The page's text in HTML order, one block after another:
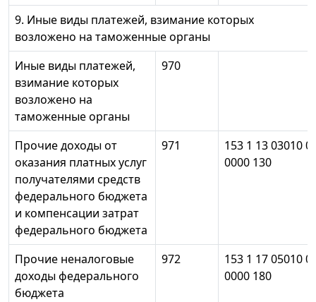
9. Иные виды платежей, взимание которых
возложено на таможенные органы
Иные виды платежей,
взимание которых
возложено на
таможенные органы
970
Прочие доходы от
оказания платных услуг
получателями средств
федерального бюджета
и компенсации затрат
федерального бюджета
971
153 1 13 03010
0000 130
Прочие неналоговые
доходы федерального
бюджета
972
153 1 17 05010
0000 180